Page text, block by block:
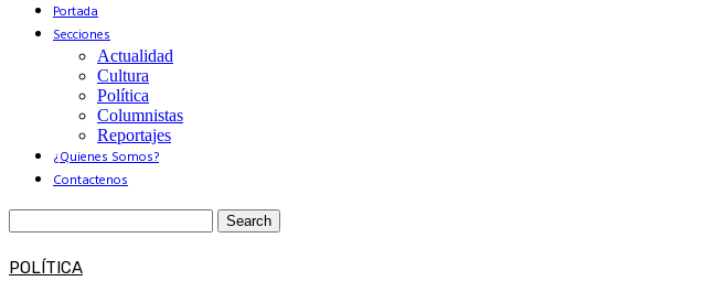
Portada
Secciones
Actualidad
Cultura
Política
Columnistas
Reportajes
¿Quienes Somos?
Contactenos
POLÍTICA